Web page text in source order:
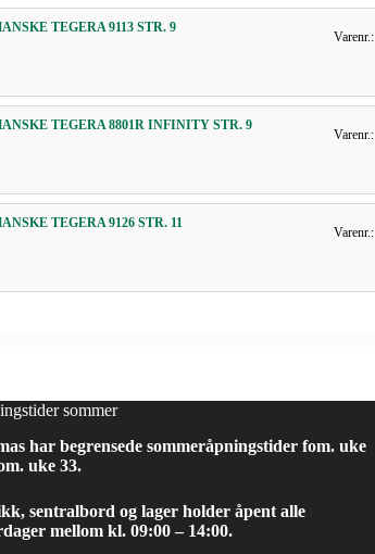
TEGERA 9113 STR. 9
Varenr.:
TEGERA 8801R INFINITY STR. 9
Varenr.:
TEGERA 9126 STR. 11
Varenr.:
sommer
har begrensede sommeråpningstider fom. uke
uke 33.
sentralbord og lager holder åpent alle
mellom kl. 09:00 – 14:00.